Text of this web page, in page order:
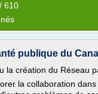
610
publique du
la création du Réseau
la collaboration